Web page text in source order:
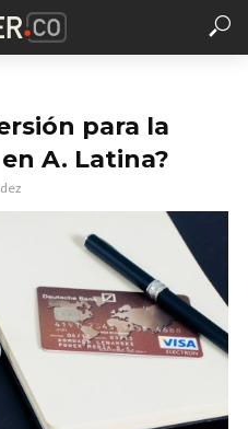
para la
A. Latina?